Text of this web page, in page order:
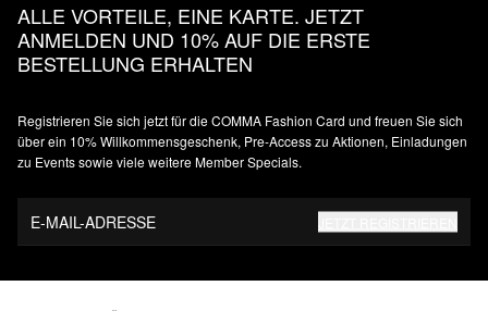
ALLE VORTEILE, EINE KARTE. JETZT
ANMELDEN UND 10% AUF DIE ERSTE
BESTELLUNG ERHALTEN
Registrieren Sie sich jetzt für die COMMA Fashion Card und freuen Sie sich
über ein 10% Willkommensgeschenk, Pre-Access zu Aktionen, Einladungen
zu Events sowie viele weitere Member Specials.
E-MAIL-ADRESSE